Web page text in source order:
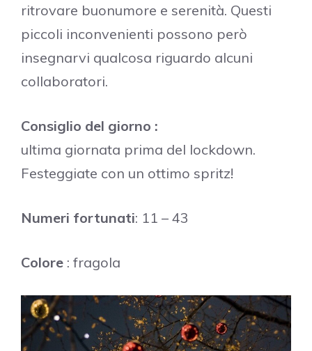
ritrovare buonumore e serenità. Questi
piccoli inconvenienti possono però
insegnarvi qualcosa riguardo alcuni
collaboratori.
Consiglio del giorno :
ultima giornata prima del lockdown.
Festeggiate con un ottimo spritz!
Numeri fortunati: 11 – 43
Colore : fragola